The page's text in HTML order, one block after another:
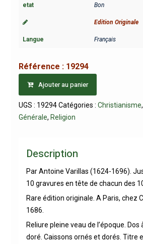
etat Bon
Edition Originale
Langue Français
Référence : 19294
Ajouter au panier
UGS : 19294 Catégories : Christianisme,
Générale, Religion
Description
Par Antoine Varillas (1624-1696).
10 gravures en tête de chacun des
Rare édition originale. A Paris, chez
1686.
Reliure pleine veau de l’époque.
doré. Caissons ornés et dorés. Titre